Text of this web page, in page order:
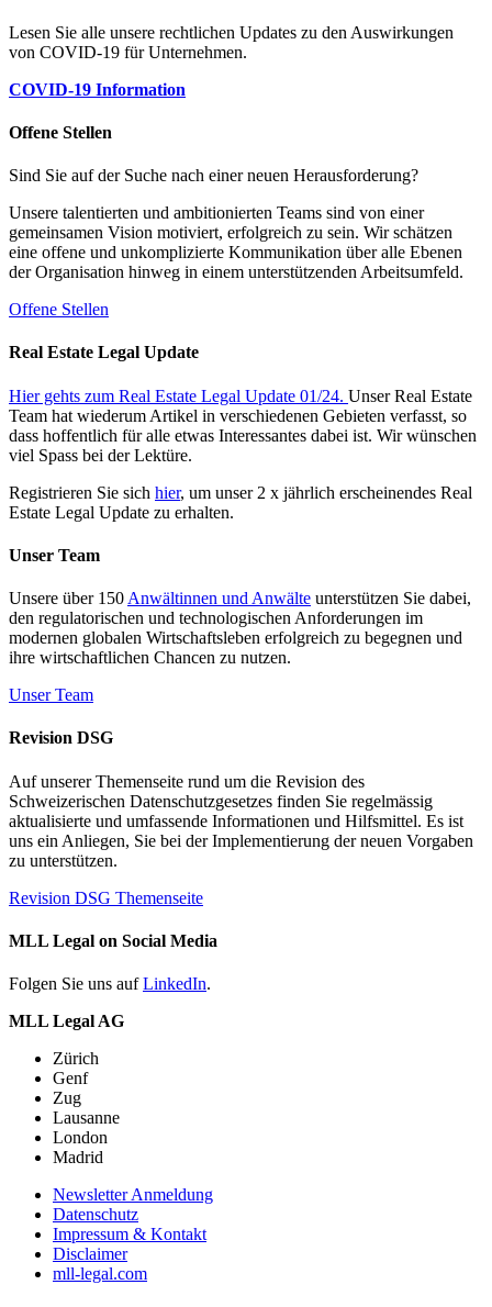
Lesen Sie alle unsere rechtlichen Updates zu den Auswirkungen
von COVID-19 für Unternehmen.
COVID-19 Information
Offene Stellen
Sind Sie auf der Suche nach einer neuen Herausforderung?
Unsere talentierten und ambitionierten Teams sind von einer
gemeinsamen Vision motiviert, erfolgreich zu sein. Wir schätzen
eine offene und unkomplizierte Kommunikation über alle Ebenen
der Organisation hinweg in einem unterstützenden Arbeitsumfeld.
Offene Stellen
Real Estate Legal Update
Hier gehts zum Real Estate Legal Update 01/24. Unser Real Estate
Team hat wiederum Artikel in verschiedenen Gebieten verfasst, so
dass hoffentlich für alle etwas Interessantes dabei ist. Wir wünschen
viel Spass bei der Lektüre.
Registrieren Sie sich hier, um unser 2 x jährlich erscheinendes Real
Estate Legal Update zu erhalten.
Unser Team
Unsere über 150 Anwältinnen und Anwälte unterstützen Sie dabei,
den regulatorischen und technologischen Anforderungen im
modernen globalen Wirtschaftsleben erfolgreich zu begegnen und
ihre wirtschaftlichen Chancen zu nutzen.
Unser Team
Revision DSG
Auf unserer Themenseite rund um die Revision des
Schweizerischen Datenschutzgesetzes finden Sie regelmässig
aktualisierte und umfassende Informationen und Hilfsmittel. Es ist
uns ein Anliegen, Sie bei der Implementierung der neuen Vorgaben
zu unterstützen.
Revision DSG Themenseite
MLL Legal on Social Media
Folgen Sie uns aufLinkedIn.
MLL Legal AG
Zürich
Genf
Zug
Lausanne
London
Madrid
Newsletter Anmeldung
Datenschutz
Impressum & Kontakt
Disclaimer
mll-legal.com